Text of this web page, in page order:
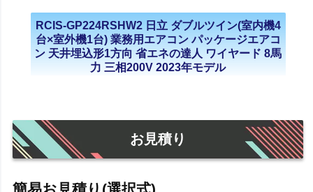
RCIS-GP224RSHW2 日立 ダブルツイン(室内機4
台×室外機1台) 業務用エアコン パッケージエアコ
ン 天井埋込形1方向 省エネの達人 ワイヤード 8馬
力 三相200V 2023年モデル
お見積り